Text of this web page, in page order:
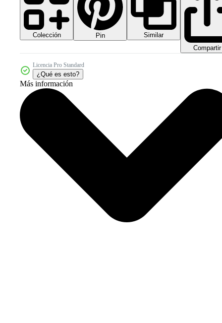
Colección Pin
Similar
Compartir
Licencia Pro Standard
¿Qué es esto?
Más información